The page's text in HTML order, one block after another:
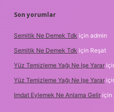
Son yorumlar
Semitik Ne Demek Tdk için admin
Semitik Ne Demek Tdk için Reşat
Yüz Temizleme Yağı Ne Işe Yarar
Yüz Temizleme Yağı Ne Işe Yarar
Imdat Eylemek Ne Anlama Gelir için